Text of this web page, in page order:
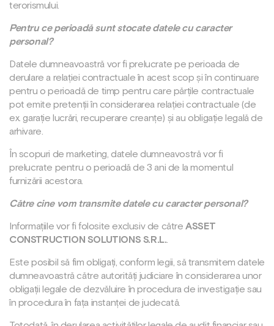
terorismului.
Pentru ce perioadă sunt stocate datele cu caracter
personal?
Datele dumneavoastră vor fi prelucrate pe perioada de
derulare a relației contractuale în acest scop și în continuare
pentru o perioadă de timp pentru care părțile contractuale
pot emite pretenții în considerarea relației contractuale (de
ex. garație lucrări, recuperare creanțe) și au obligație legală de
arhivare.
În scopuri de marketing, datele dumneavostră vor fi
prelucrate pentru o perioadă de 3 ani de la momentul
furnizării acestora.
Către cine vom transmite datele cu caracter personal?
Informațiile vor fi folosite exclusiv de cătreASSET
CONSTRUCTION SOLUTIONS S.R.L.
Este posibil să fim obligați, conform legii, să transmitem datele
dumneavoastră către autorități judiciare în considerarea unor
obligații legale de dezvăluire în procedura de investigație sau
în procedura în fața instanței de judecată.